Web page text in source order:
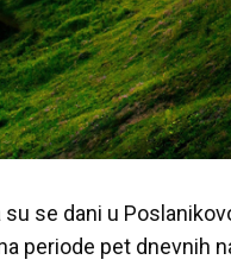
se dani u
periode pet dnevnih